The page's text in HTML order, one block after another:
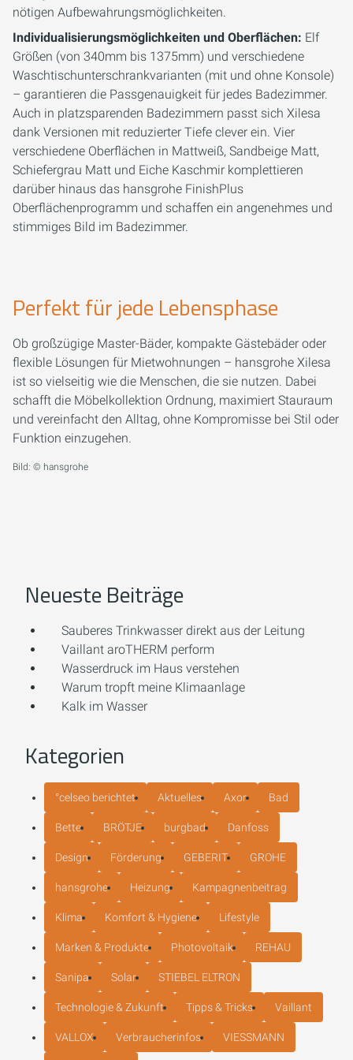
nötigen Aufbewahrungsmöglichkeiten.
Individualisierungsmöglichkeiten und Oberflächen: Elf
Größen (von 340mm bis 1375mm) und verschiedene
Waschtischunterschrankvarianten (mit und ohne Konsole)
– garantieren die Passgenauigkeit für jedes Badezimmer.
Auch in platzsparenden Badezimmern passt sich Xilesa
dank Versionen mit reduzierter Tiefe clever ein. Vier
verschiedene Oberflächen in Mattweiß, Sandbeige Matt,
Schiefergrau Matt und Eiche Kaschmir komplettieren
darüber hinaus das hansgrohe FinishPlus
Oberflächenprogramm und schaffen ein angenehmes und
stimmiges Bild im Badezimmer.
Perfekt für jede Lebensphase
Ob großzügige Master-Bäder, kompakte Gästebäder oder
flexible Lösungen für Mietwohnungen – hansgrohe Xilesa
ist so vielseitig wie die Menschen, die sie nutzen. Dabei
schafft die Möbelkollektion Ordnung, maximiert Stauraum
und vereinfacht den Alltag, ohne Kompromisse bei Stil oder
Funktion einzugehen.
Bild: © hansgrohe
Neueste Beiträge
Sauberes Trinkwasser direkt aus der Leitung
Vaillant aroTHERM perform
Wasserdruck im Haus verstehen
Warum tropft meine Klimaanlage
Kalk im Wasser
Kategorien
°celseo berichtet Aktuelles Axor Bad
Bette BRÖTJE burgbad Danfoss
Design Förderung GEBERIT GROHE
hansgrohe Heizung Kampagnenbeitrag
Klima Komfort & Hygiene Lifestyle
Marken & Produkte Photovoltaik REHAU
Sanipa Solar STIEBEL ELTRON
Technologie & Zukunft Tipps & Tricks Vaillant
VALLOX Verbraucherinfos VIESSMANN